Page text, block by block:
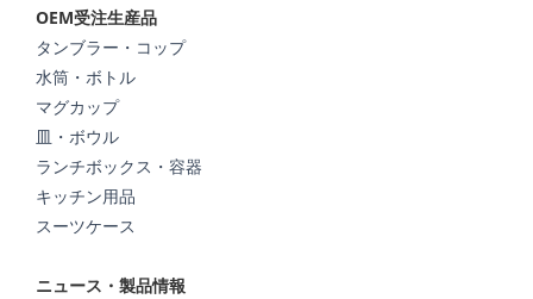
OEM受注生産品
タンブラー・コップ
水筒・ボトル
マグカップ
皿・ボウル
ランチボックス・容器
キッチン用品
スーツケース
ニュース・製品情報